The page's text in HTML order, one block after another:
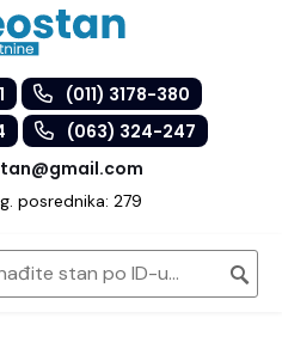
(011) 3178-380
(063) 324-247
posrednika: 279